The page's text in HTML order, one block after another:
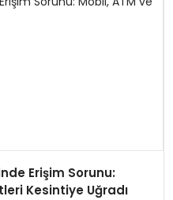
Erişim Sorunu:
Kesintiye Uğradı